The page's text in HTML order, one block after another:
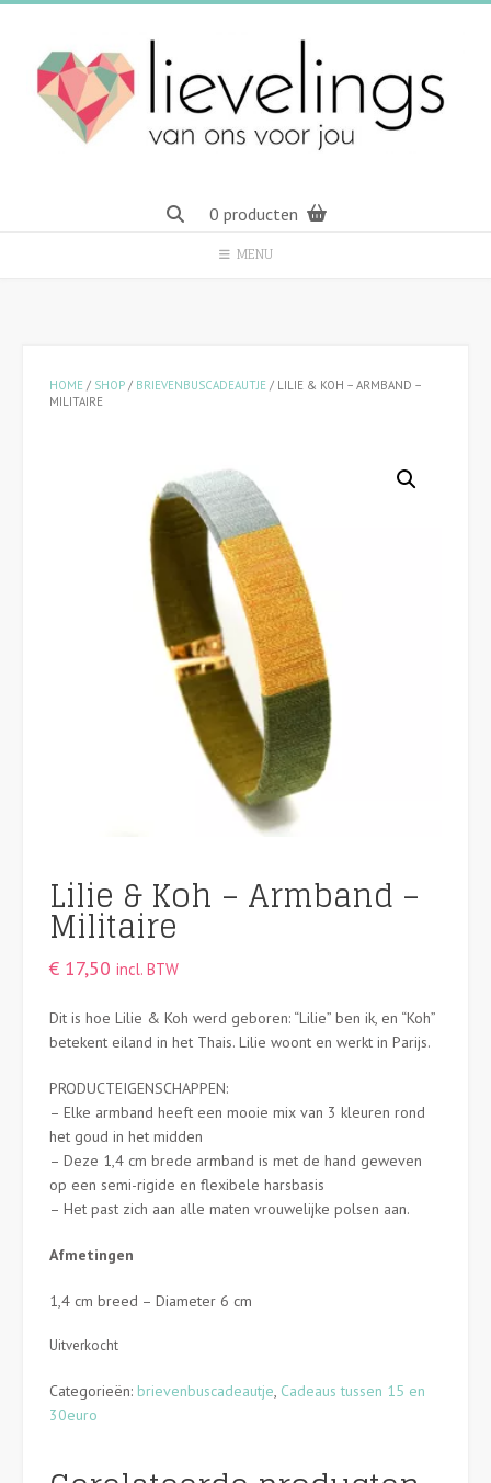
Spring
inhoud
0 producten
MENU
HOME / SHOP / BRIEVENBUSCADEAUTJE / LILIE & KOH – ARMBAND –
MILITAIRE
Lilie & Koh – Armband –
Militaire
€ 17,50 incl. BTW
Dit is hoe Lilie & Koh werd geboren: “Lilie” ben ik, en “Koh”
betekent eiland in het Thais. Lilie woont en werkt in Parijs.
PRODUCTEIGENSCHAPPEN:
– Elke armband heeft een mooie mix van 3 kleuren rond
het goud in het midden
– Deze 1,4 cm brede armband is met de hand geweven
op een semi-rigide en flexibele harsbasis
– Het past zich aan alle maten vrouwelijke polsen aan.
Afmetingen
1,4 cm breed – Diameter 6 cm
Uitverkocht
Categorieën: brievenbuscadeautje, Cadeaus tussen 15 en
30euro